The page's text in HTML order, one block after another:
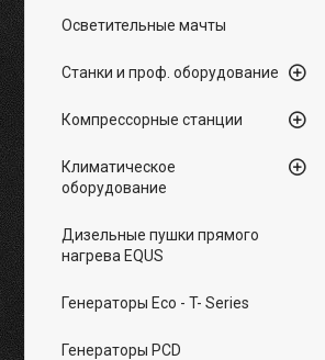
Осветительные мачты
Станки и проф. оборудование
Компрессорные станции
Климатическое
оборудование
Дизельные пушки прямого
нагрева EQUS
Генераторы Eco - T- Series
Генераторы PCD